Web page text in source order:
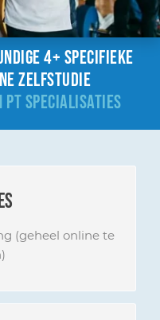
4+ specifieke
zelfstudie
PT SPECIALISATIES
(geheel online te